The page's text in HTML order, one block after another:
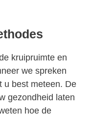
kruipruimte en
we spreken
u best meteen. De
gezondheid laten
hoe de